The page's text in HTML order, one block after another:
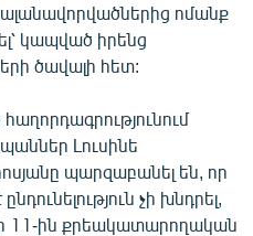
ոմանք
կապված իրենց
ծավալի հետ:
Լուսինե
պարզաբանել են, որ
չի խնդրել,
11-ին քրեակատարողական